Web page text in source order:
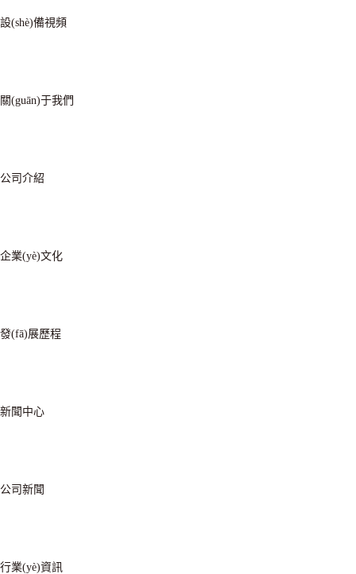
設(shè)備視頻
關(guān)于我們
公司介紹
企業(yè)文化
發(fā)展歷程
新聞中心
公司新聞
行業(yè)資訊